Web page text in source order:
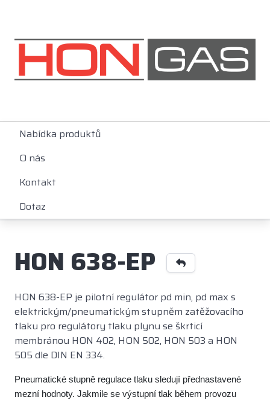
Nabídka produktů
O nás
Kontakt
Dotaz
HON 638-EP
HON 638-EP je pilotní regulátor pd min, pd max s
elektrickým/pneumatickým stupněm zatěžovacího
tlaku pro regulátory tlaku plynu se škrticí
membránou HON 402, HON 502, HON 503 a HON
505 dle DIN EN 334.
Pneumatické stupně regulace tlaku sledují přednastavené
mezní hodnoty. Jakmile se výstupní tlak během provozu